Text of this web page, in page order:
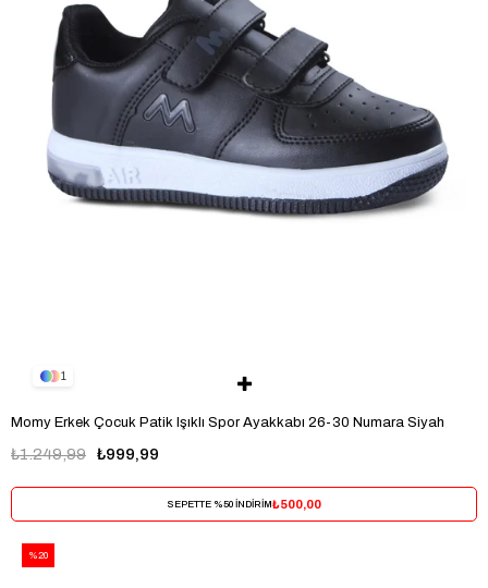
1
Momy Erkek Çocuk Patik Işıklı Spor Ayakkabı 26-30 Numara Siyah
₺999,99
₺1.249,99
SEPETTE %50 İNDİRİM₺500,00
%20